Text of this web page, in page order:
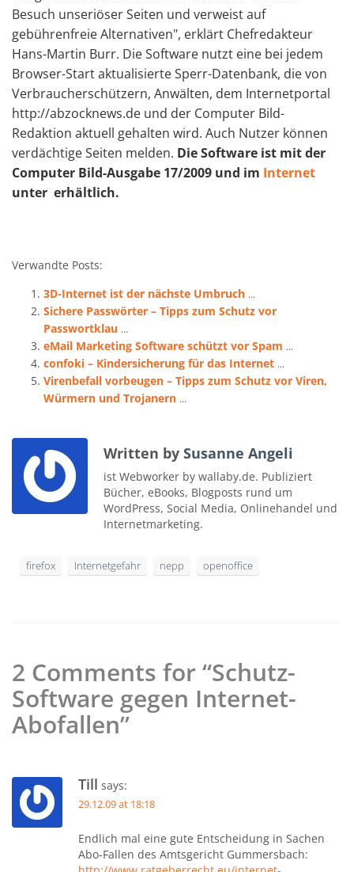
Besuch unseriöser Seiten und verweist auf
gebührenfreie Alternativen", erklärt Chefredakteur
Hans-Martin Burr. Die Software nutzt eine bei jedem
Browser-Start aktualisierte Sperr-Datenbank, die von
Verbraucherschützern, Anwälten, dem Internetportal
http://abzocknews.de und der Computer Bild-
Redaktion aktuell gehalten wird. Auch Nutzer können
verdächtige Seiten melden. Die Software ist mit der
Computer Bild-Ausgabe 17/2009 und im Internet
unter erhältlich.
Verwandte Posts:
3D-Internet ist der nächste Umbruch ...
Sichere Passwörter – Tipps zum Schutz vor
Passwortklau ...
eMail Marketing Software schützt vor Spam ...
confoki – Kindersicherung für das Internet ...
Virenbefall vorbeugen – Tipps zum Schutz vor Viren,
Würmern und Trojanern ...
Written by Susanne Angeli
ist Webworker by wallaby.de. Publiziert
Bücher, eBooks, Blogposts rund um
WordPress, Social Media, Onlinehandel und
Internetmarketing.
firefox Internetgefahr nepp openoffice
2 Comments for “Schutz-
Software gegen Internet-
Abofallen”
Till says:
29.12.09 at 18:18
Endlich mal eine gute Entscheidung in Sachen
Abo-Fallen des Amtsgericht Gummersbach: